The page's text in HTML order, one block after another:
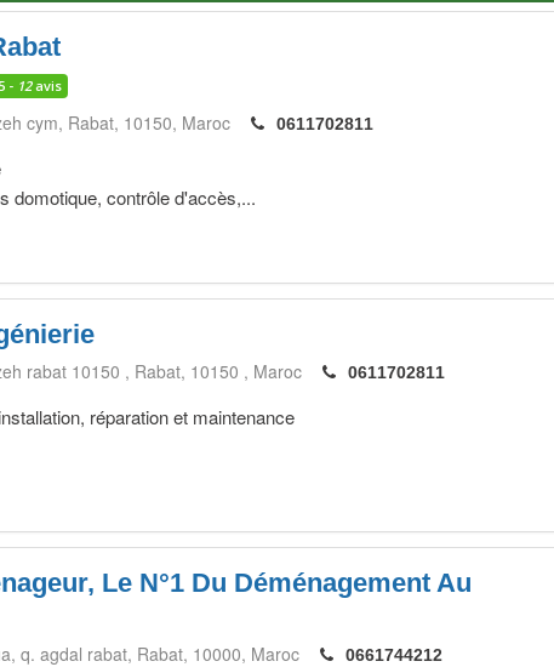
- 12avis
cym Rabat 10150 Maroc 0611702811
domotique, contrôle d'accès,...
rabat 10150 Rabat 10150 Maroc 0611702811
réparation et maintenance
Le N°1 Du Déménagement Au
q. agdal rabat Rabat 10000 Maroc 0661744212